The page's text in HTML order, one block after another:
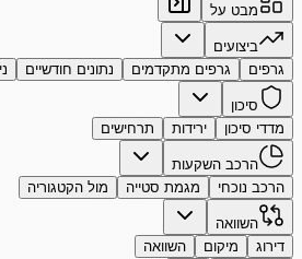
מבט על
ביצועים
גרפים
גרפים מתקדמים נתונים חודשיים
סיכון
מדדי סיכון
ירידות תרחישים
הרכב השקעות
הרכב נוכחי
מגמת סטייה מול הקטגוריה
השוואה
דירוג
מיקום השוואה